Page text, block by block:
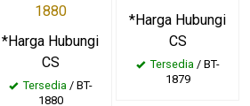
1880
*Harga Hubungi
CS
Tersedia / BT-
1880
*Harga Hubungi
CS
Tersedia / BT-
1879